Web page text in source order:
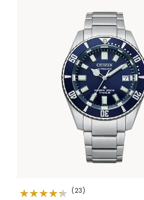
(23)